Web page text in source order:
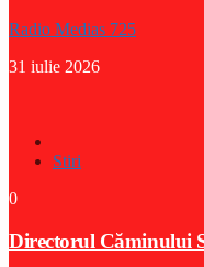
Radio Medias 725
31 iulie 2026
Stiri
0
Directorul Căminului